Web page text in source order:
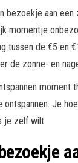
bezoekje aan
momentje
tussen de €5 en
de zonne- en
moment
Je
je zelf wilt.